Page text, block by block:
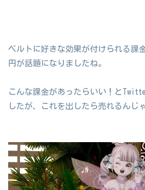
ベルトに好きな効果が付けられる課
円が話題になりましたね。
こんな課金があったらいい！と
したが、これを出したら売れるんじ